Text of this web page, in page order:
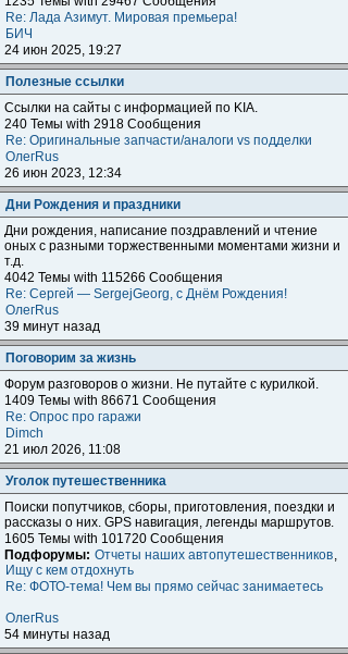
Re: Лада Азимут. Мировая премьера!
БИЧ
24 июн 2025, 19:27
Полезные ссылки
Ссылки на сайты с информацией по KIA.
240 Темы with 2918 Сообщения
Re: Оригинальные запчасти/аналоги vs подделки
ОлегRus
26 июн 2023, 12:34
Дни Рождения и праздники
Дни рождения, написание поздравлений и чтение
оных с разными торжественными моментами жизни и
т.д.
4042 Темы with 115266 Сообщения
Re: Сергей — SergejGeorg, с Днём Рождения!
ОлегRus
39 минут назад
Поговорим за жизнь
Форум разговоров о жизни. Не путайте с курилкой.
1409 Темы with 86671 Сообщения
Re: Опрос про гаражи
Dimch
21 июл 2026, 11:08
Уголок путешественника
Поиски попутчиков, сборы, приготовления, поездки и
расcказы о них. GPS навигация, легенды маршрутов.
1605 Темы with 101720 Сообщения
Подфорумы: Отчеты наших автопутешественников,
Ищу с кем отдохнуть
Re: ФОТО-тема! Чем вы прямо сейчас занимаетесь
ОлегRus
54 минуты назад